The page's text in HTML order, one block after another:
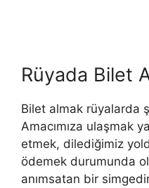
Rüyada Bilet
Bilet almak rüyalarda
Amacımıza ulaşmak
etmek, diledi­ğimiz
ödemek durumunda
anımsatan bir